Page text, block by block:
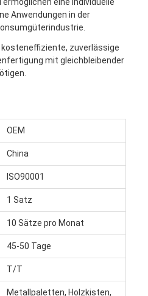
Anwendungen in der
kosteneffiziente, zuverlässige
mit gleichbleibender
OEM
China
ISO90001
1 Satz
10 Sätze pro Monat
45-50 Tage
T/T
Metallpaletten, Holzkisten,